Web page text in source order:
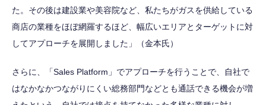
た。その後は建設業や美容院など、私たちがガスを供給している
商店の業種をほぼ網羅するほど、幅広いエリアとターゲットに対
してアプローチを展開しました」（金本氏）
さらに、「Sales Platform」でアプローチを行うことで、自社で
はなかなかつながりにくい総務部門などとも通話できる機会が増